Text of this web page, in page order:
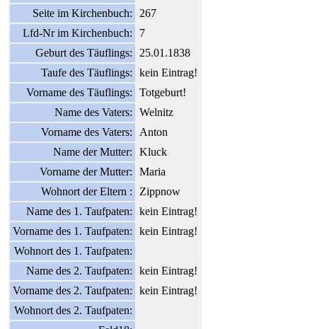
Seite im Kirchenbuch:
267
Lfd-Nr im Kirchenbuch:
7
Geburt des Täuflings:
25.01.1838
Taufe des Täuflings:
kein Eintrag!
Vorname des Täuflings:
Totgeburt!
Name des Vaters:
Welnitz
Vorname des Vaters:
Anton
Name der Mutter:
Kluck
Vorname der Mutter:
Maria
Wohnort der Eltern :
Zippnow
Name des 1. Taufpaten:
kein Eintrag!
Vorname des 1. Taufpaten:
kein Eintrag!
Wohnort des 1. Taufpaten:
Name des 2. Taufpaten:
kein Eintrag!
Vorname des 2. Taufpaten:
kein Eintrag!
Wohnort des 2. Taufpaten: